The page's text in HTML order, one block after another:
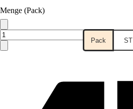
Menge (Pack)
Pack ST